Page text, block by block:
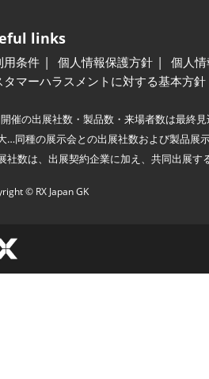
links
用条件 個人情報保護方針 個人
タマーハラスメントに対する基本方針
催の出展社数・製品数・来場者数は最終
…同種の展示会との出展社数および製品展示
社数は、出展契約企業に加え、共同出展す
© RX Japan GK